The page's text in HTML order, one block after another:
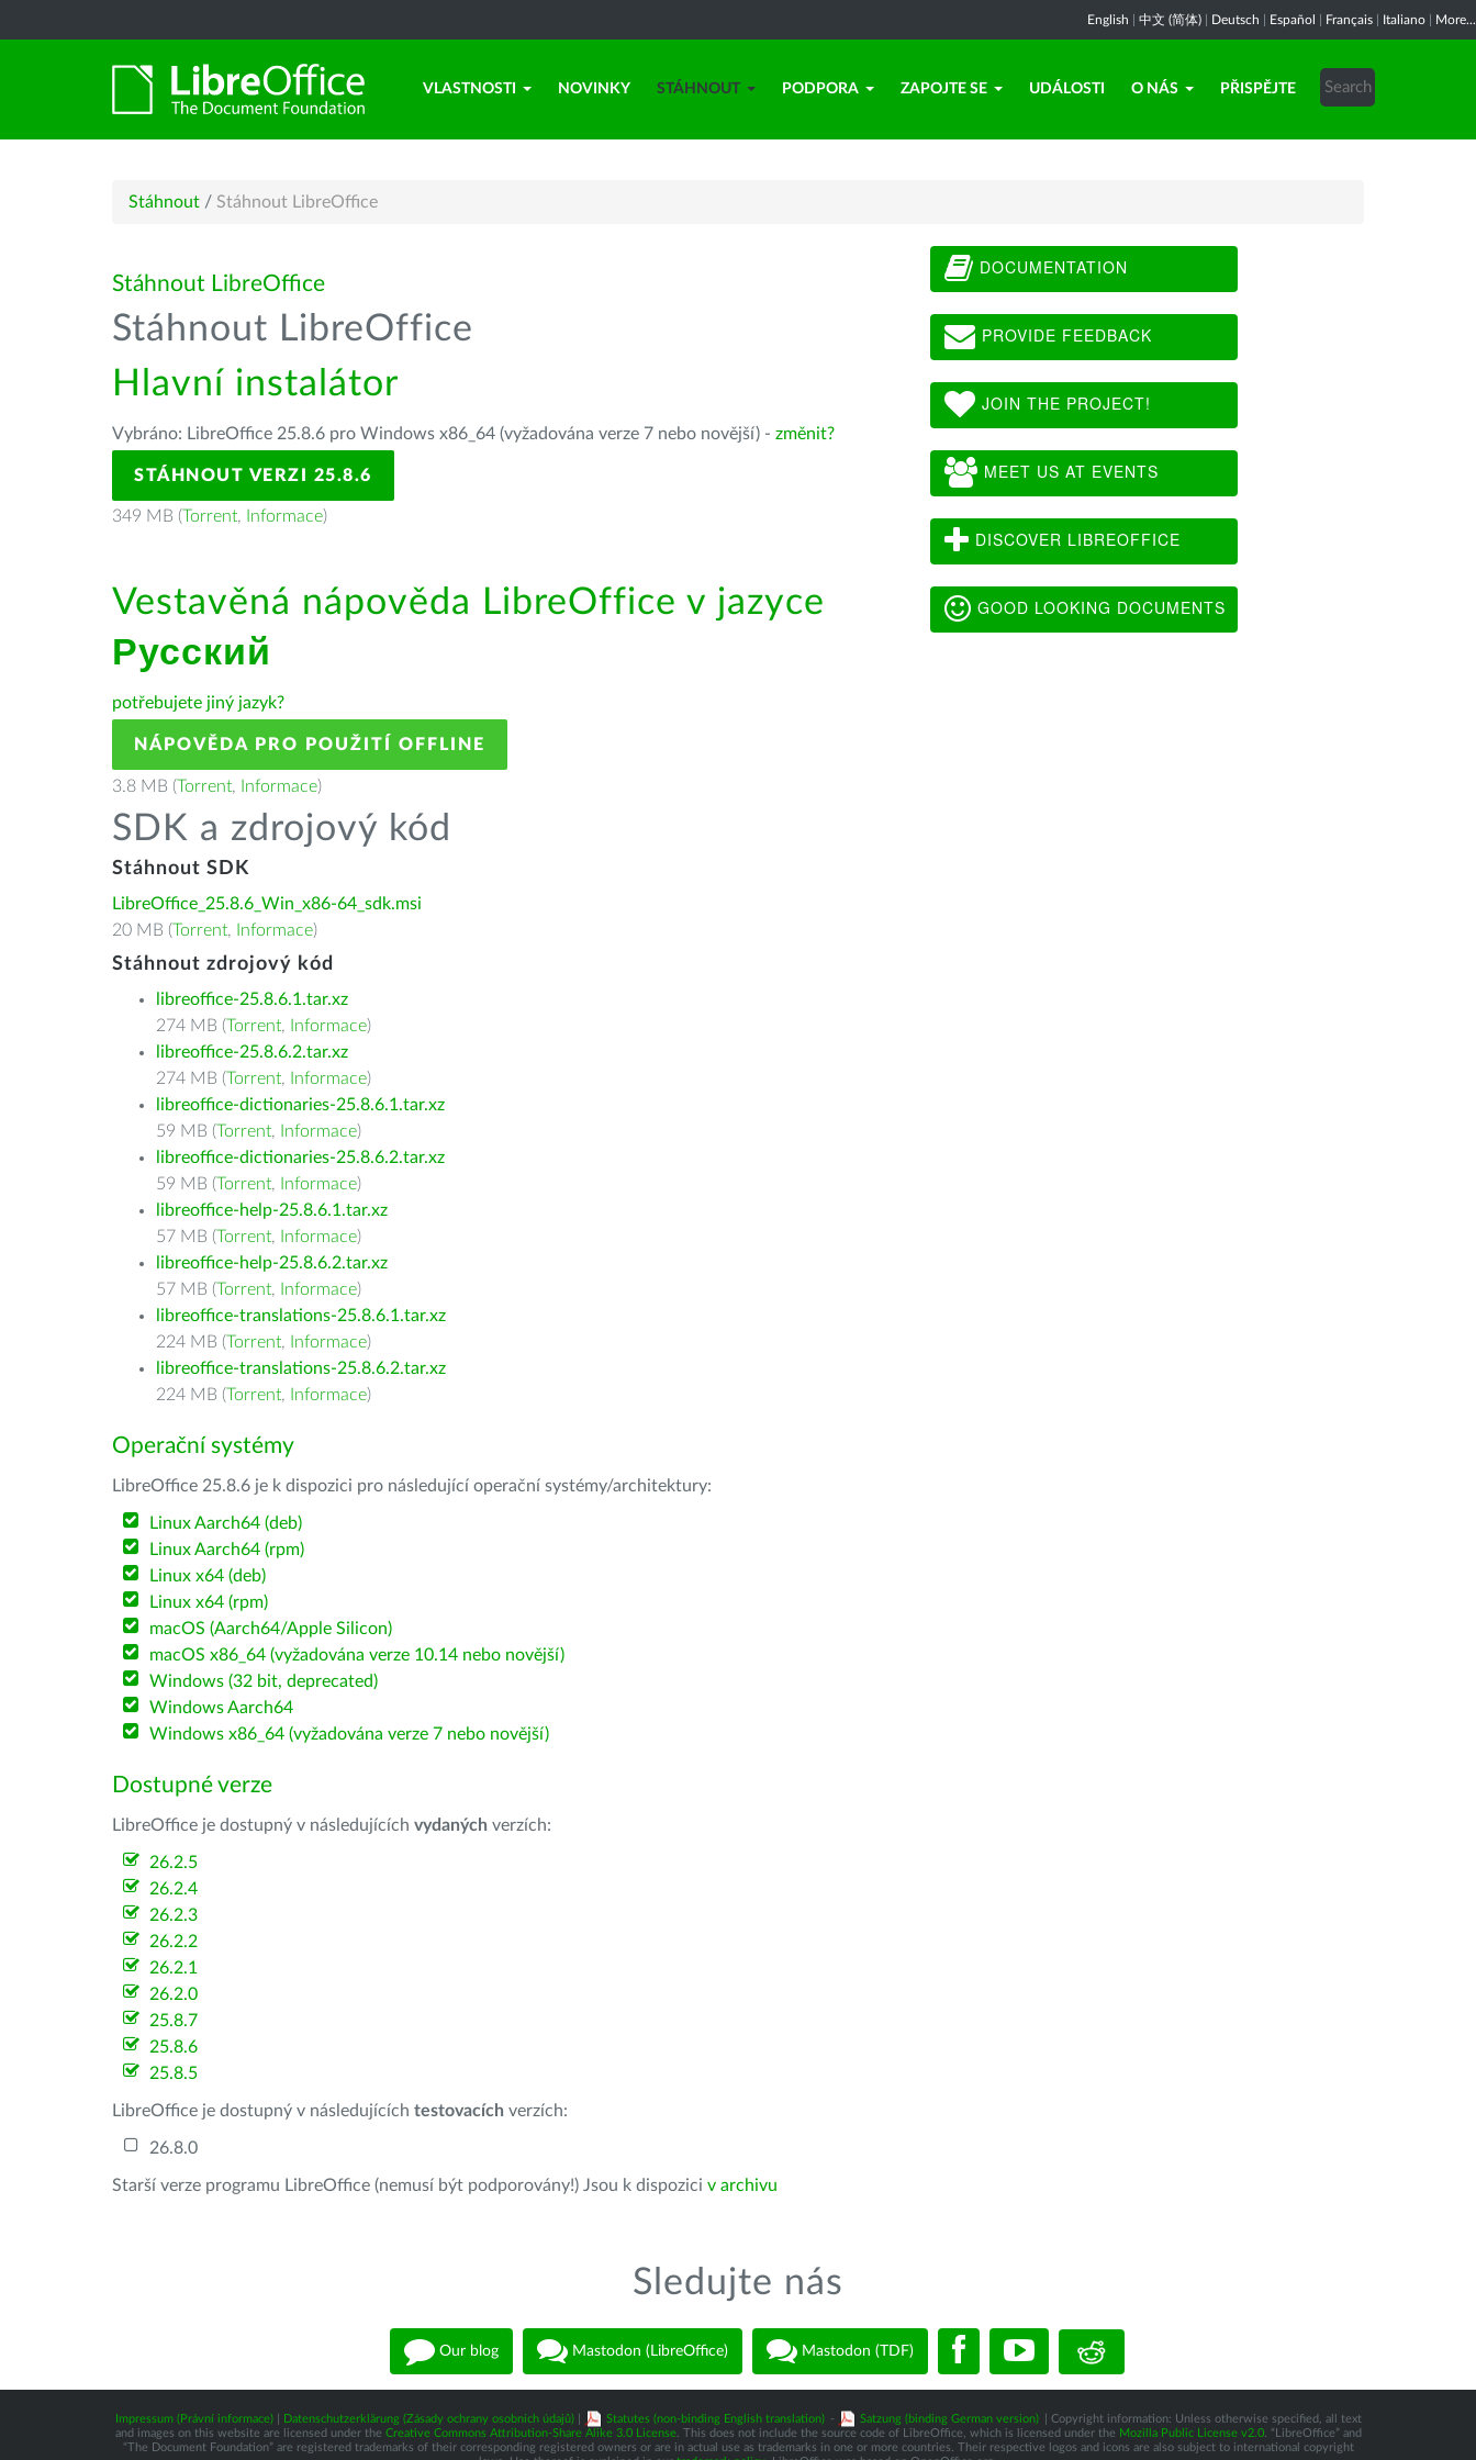
English 中文 (简体) Deutsch Español Français Italiano More...
VLASTNOSTI NOVINKY STÁHNOUT PODPORA ZAPOJTE SE UDÁLOSTI O NÁS PŘISPĚJTE
Stáhnout / Stáhnout LibreOffice
Stáhnout LibreOffice
Stáhnout LibreOffice
Hlavní instalátor
Vybráno: LibreOffice 25.8.6 pro Windows x86_64 (vyžadována verze 7 nebo novější) - změnit?
STÁHNOUT VERZI 25.8.6
349 MB (Torrent, Informace)
Vestavěná nápověda LibreOffice v jazyce
Русский
potřebujete jiný jazyk?
NÁPOVĚDA PRO POUŽITÍ OFFLINE
3.8 MB (Torrent, Informace)
SDK a zdrojový kód
Stáhnout SDK
LibreOffice_25.8.6_Win_x86-64_sdk.msi
20 MB (Torrent, Informace)
Stáhnout zdrojový kód
libreoffice-25.8.6.1.tar.xz
274 MB (Torrent, Informace)
libreoffice-25.8.6.2.tar.xz
274 MB (Torrent, Informace)
libreoffice-dictionaries-25.8.6.1.tar.xz
59 MB (Torrent, Informace)
libreoffice-dictionaries-25.8.6.2.tar.xz
59 MB (Torrent, Informace)
libreoffice-help-25.8.6.1.tar.xz
57 MB (Torrent, Informace)
libreoffice-help-25.8.6.2.tar.xz
57 MB (Torrent, Informace)
libreoffice-translations-25.8.6.1.tar.xz
224 MB (Torrent, Informace)
libreoffice-translations-25.8.6.2.tar.xz
224 MB (Torrent, Informace)
Operační systémy
LibreOffice 25.8.6 je k dispozici pro následující operační systémy/architektury:
Linux Aarch64 (deb)
Linux Aarch64 (rpm)
Linux x64 (deb)
Linux x64 (rpm)
macOS (Aarch64/Apple Silicon)
macOS x86_64 (vyžadována verze 10.14 nebo novější)
Windows (32 bit, deprecated)
Windows Aarch64
Windows x86_64 (vyžadována verze 7 nebo novější)
Dostupné verze
LibreOffice je dostupný v následujících vydaných verzích:
26.2.5
26.2.4
26.2.3
26.2.2
26.2.1
26.2.0
25.8.7
25.8.6
25.8.5
LibreOffice je dostupný v následujících testovacích verzích:
26.8.0
Starší verze programu LibreOffice (nemusí být podporovány!) Jsou k dispozici v archivu
DOCUMENTATION
PROVIDE FEEDBACK
JOIN THE PROJECT!
MEET US AT EVENTS
DISCOVER LIBREOFFICE
GOOD LOOKING DOCUMENTS
Sledujte nás
Our blog Mastodon (LibreOffice) Mastodon (TDF)
Impressum (Právní informace)| Datenschutzerklärung (Zásady ochrany osobních údajů)| Statutes (non-binding English translation) - Satzung (binding German version)
| Copyright information: Unless otherwise specified, all text
and images on this website are licensed under the Creative Commons Attribution-Share Alike 3.0 License. This does not include the source code of LibreOffice, which is licensed under the Mozilla Public License v2.0. “LibreOffice” and
“The Document Foundation” are registered trademarks of their corresponding registered owners or are in actual use as trademarks in one or more countries. Their respective logos and icons are also subject to international copyright